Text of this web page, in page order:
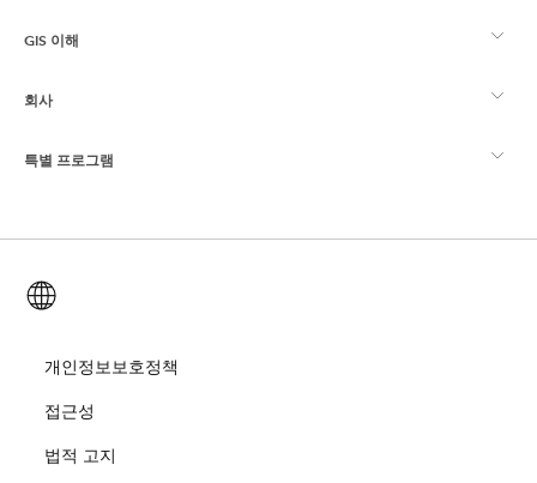
Esri 스토어
Esri 커뮤니티
ArcGIS Blog
Esri Young Professionals Network
이벤트
GIS 이해
GIS란?
로케이션 인텔리전스
교육
ArcUser
ArcNews
회사
Esri 정보
채용
오픈 비전
특별 프로그램
ArcGIS for Student Use
보존
재난 대응
개인정보보호정책
접근성
법적 고지